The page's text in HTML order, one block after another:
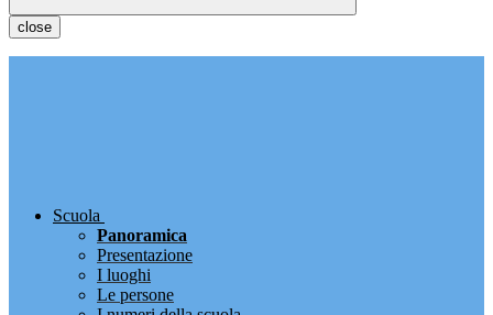
close
Scuola
Panoramica
Presentazione
I luoghi
Le persone